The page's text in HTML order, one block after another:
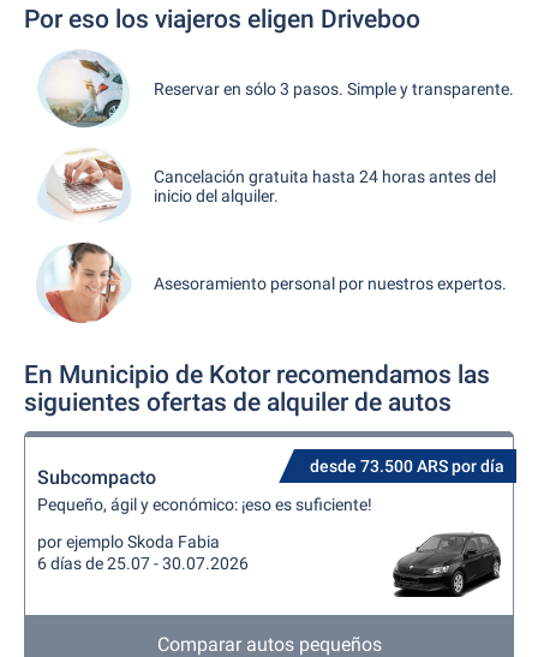
Por eso los viajeros eligen Driveboo
Reservar en sólo 3 pasos. Simple y transparente.
Cancelación gratuita hasta 24 horas antes del
inicio del alquiler.
Asesoramiento personal por nuestros expertos.
En Municipio de Kotor recomendamos las
siguientes ofertas de alquiler de autos
desde 73.500 ARS por día
Subcompacto
Pequeño, ágil y económico: ¡eso es suficiente!
por ejemplo Skoda Fabia
6 días de 25.07 - 30.07.2026
Comparar autos pequeños